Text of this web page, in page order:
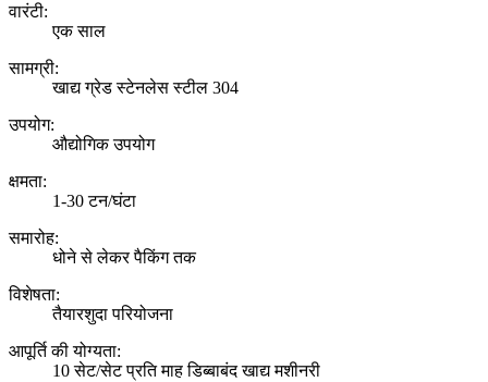
वारंटी:
एक साल
सामग्री:
खाद्य ग्रेड स्टेनलेस स्टील 304
उपयोग:
औद्योगिक उपयोग
क्षमता:
1-30 टन/घंटा
समारोह:
धोने से लेकर पैकिंग तक
विशेषता:
तैयारशुदा परियोजना
आपूर्ति की योग्यता:
10 सेट/सेट प्रति माह डिब्बाबंद खाद्य मशीनरी